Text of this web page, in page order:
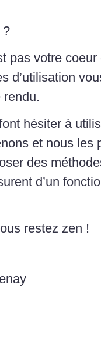
?
pas votre
d’utilisation
hésiter à
et nous les
des
d’un
restez zen !